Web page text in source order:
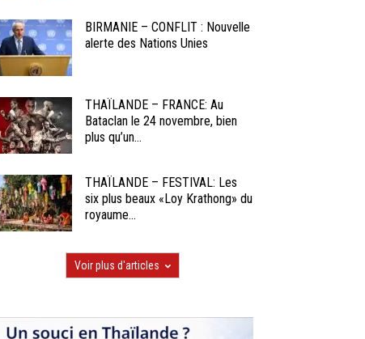
BIRMANIE – CONFLIT : Nouvelle
alerte des Nations Unies
THAÏLANDE – FRANCE: Au
Bataclan le 24 novembre, bien
plus qu’un...
THAÏLANDE – FESTIVAL: Les
six plus beaux «Loy Krathong» du
royaume...
Voir plus d'articles